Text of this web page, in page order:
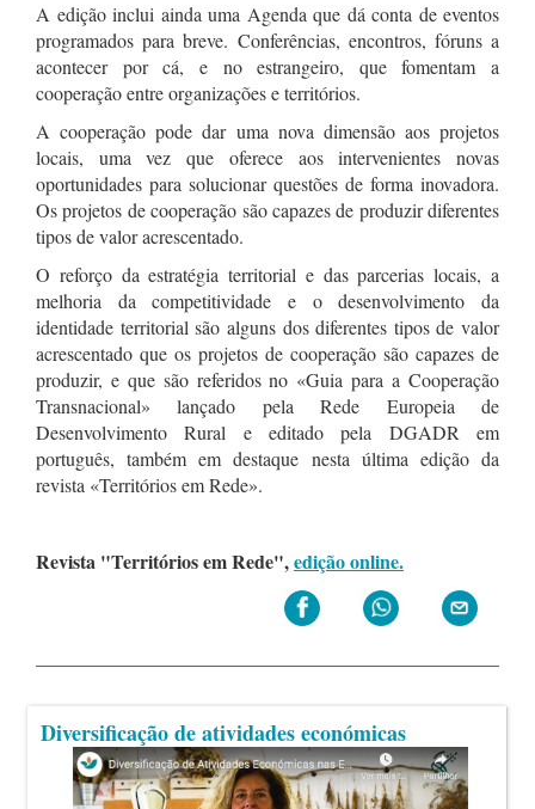
A edição inclui ainda uma Agenda que dá conta de eventos
programados para breve. Conferências, encontros, fóruns a
acontecer por cá, e no estrangeiro, que fomentam a
cooperação entre organizações e territórios.
A cooperação pode dar uma nova dimensão aos projetos
locais, uma vez que oferece aos intervenientes novas
oportunidades para solucionar questões de forma inovadora.
Os projetos de cooperação são capazes de produzir diferentes
tipos de valor acrescentado.
O reforço da estratégia territorial e das parcerias locais, a
melhoria da competitividade e o desenvolvimento da
identidade territorial são alguns dos diferentes tipos de valor
acrescentado que os projetos de cooperação são capazes de
produzir, e que são referidos no «Guia para a Cooperação
Transnacional» lançado pela Rede Europeia de
Desenvolvimento Rural e editado pela DGADR em
português, também em destaque nesta última edição da
revista «Territórios em Rede».
Revista "Territórios em Rede",edição online.
Diversificação de atividades económicas